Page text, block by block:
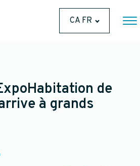
CA FR
de
à grands